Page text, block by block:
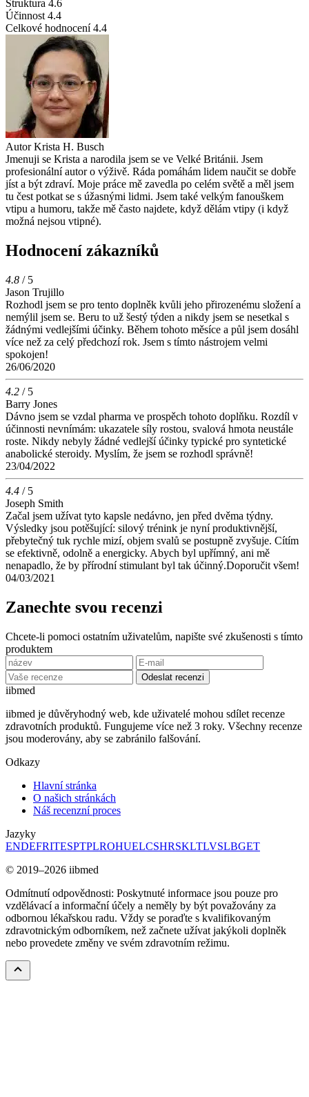
Struktura 4.6
Účinnost 4.4
Celkové hodnocení 4.4
Autor Krista H. Busch
Jmenuji se Krista a narodila jsem se ve Velké Británii. Jsem
profesionální autor o výživě. Ráda pomáhám lidem naučit se dobře
jíst a být zdraví. Moje práce mě zavedla po celém světě a měl jsem
tu čest potkat se s úžasnými lidmi. Jsem také velkým fanouškem
vtipu a humoru, takže mě často najdete, když dělám vtipy (i když
možná nejsou vtipné).
Hodnocení zákazníků
4.8 / 5
Jason Trujillo
Rozhodl jsem se pro tento doplněk kvůli jeho přirozenému složení a
nemýlil jsem se. Beru to už šestý týden a nikdy jsem se nesetkal s
žádnými vedlejšími účinky. Během tohoto měsíce a půl jsem dosáhl
více než za celý předchozí rok. Jsem s tímto nástrojem velmi
spokojen!
26/06/2020
4.2 / 5
Barry Jones
Dávno jsem se vzdal pharma ve prospěch tohoto doplňku. Rozdíl v
účinnosti nevnímám: ukazatele síly rostou, svalová hmota neustále
roste. Nikdy nebyly žádné vedlejší účinky typické pro syntetické
anabolické steroidy. Myslím, že jsem se rozhodl správně!
23/04/2022
4.4 / 5
Joseph Smith
Začal jsem užívat tyto kapsle nedávno, jen před dvěma týdny.
Výsledky jsou potěšující: silový trénink je nyní produktivnější,
přebytečný tuk rychle mizí, objem svalů se postupně zvyšuje. Cítím
se efektivně, odolně a energicky. Abych byl upřímný, ani mě
nenapadlo, že by přírodní stimulant byl tak účinný.Doporučit všem!
04/03/2021
Zanechte svou recenzi
Chcete-li pomoci ostatním uživatelům, napište své zkušenosti s tímto
produktem
Odeslat recenzi
iibmed
iibmed je důvěryhodný web, kde uživatelé mohou sdílet recenze
zdravotních produktů. Fungujeme více než 3 roky. Všechny recenze
jsou moderovány, aby se zabránilo falšování.
Odkazy
Hlavní stránka
O našich stránkách
Náš recenzní proces
Jazyky
ENDEFRITESPTPLROHUELCSHRSKLTLVSLBGET
© 2019–2026 iibmed
Odmítnutí odpovědnosti: Poskytnuté informace jsou pouze pro
vzdělávací a informační účely a neměly by být považovány za
odbornou lékařskou radu. Vždy se poraďte s kvalifikovaným
zdravotnickým odborníkem, než začnete užívat jakýkoli doplněk
nebo provedete změny ve svém zdravotním režimu.